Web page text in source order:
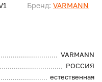
Бренд: VARMANN
VARMANN
РОССИЯ
естественная